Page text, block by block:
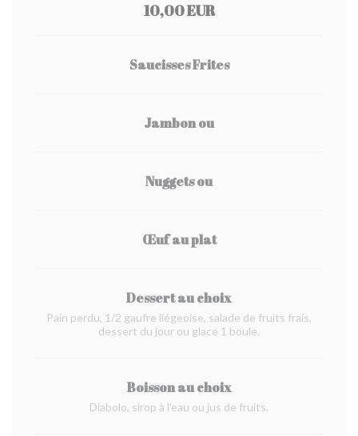
10,00 EUR
Saucisses Frites
Jambon ou
Nuggets ou
Œuf au plat
Dessert au choix
Pain perdu, 1/2 gaufre liégeoise, salade de fruits frais,
dessert du jour ou glace 1 boule.
Boisson au choix
Diabolo, sirop à l'eau ou jus de fruits.